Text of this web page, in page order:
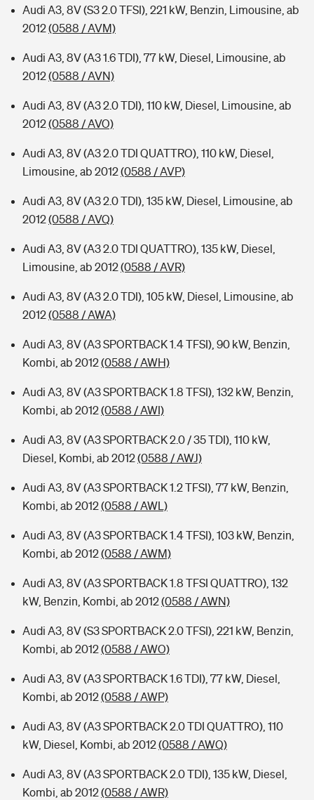
Audi A3, 8V (S3 2.0 TFSI), 221 kW, Benzin, Limousine, ab
2012(0588 / AVM)
Audi A3, 8V (A3 1.6 TDI), 77 kW, Diesel, Limousine, ab
2012(0588 / AVN)
Audi A3, 8V (A3 2.0 TDI), 110 kW, Diesel, Limousine, ab
2012(0588 / AVO)
Audi A3, 8V (A3 2.0 TDI QUATTRO), 110 kW, Diesel,
Limousine, ab 2012(0588 / AVP)
Audi A3, 8V (A3 2.0 TDI), 135 kW, Diesel, Limousine, ab
2012(0588 / AVQ)
Audi A3, 8V (A3 2.0 TDI QUATTRO), 135 kW, Diesel,
Limousine, ab 2012(0588 / AVR)
Audi A3, 8V (A3 2.0 TDI), 105 kW, Diesel, Limousine, ab
2012(0588 / AWA)
Audi A3, 8V (A3 SPORTBACK 1.4 TFSI), 90 kW, Benzin,
Kombi, ab 2012(0588 / AWH)
Audi A3, 8V (A3 SPORTBACK 1.8 TFSI), 132 kW, Benzin,
Kombi, ab 2012(0588 / AWI)
Audi A3, 8V (A3 SPORTBACK 2.0 / 35 TDI), 110 kW,
Diesel, Kombi, ab 2012(0588 / AWJ)
Audi A3, 8V (A3 SPORTBACK 1.2 TFSI), 77 kW, Benzin,
Kombi, ab 2012(0588 / AWL)
Audi A3, 8V (A3 SPORTBACK 1.4 TFSI), 103 kW, Benzin,
Kombi, ab 2012(0588 / AWM)
Audi A3, 8V (A3 SPORTBACK 1.8 TFSI QUATTRO), 132
kW, Benzin, Kombi, ab 2012(0588 / AWN)
Audi A3, 8V (S3 SPORTBACK 2.0 TFSI), 221 kW, Benzin,
Kombi, ab 2012(0588 / AWO)
Audi A3, 8V (A3 SPORTBACK 1.6 TDI), 77 kW, Diesel,
Kombi, ab 2012(0588 / AWP)
Audi A3, 8V (A3 SPORTBACK 2.0 TDI QUATTRO), 110
kW, Diesel, Kombi, ab 2012(0588 / AWQ)
Audi A3, 8V (A3 SPORTBACK 2.0 TDI), 135 kW, Diesel,
Kombi, ab 2012(0588 / AWR)